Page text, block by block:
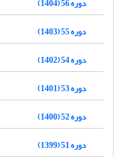
دوره 55 (1403)
دوره 54 (1402)
دوره 53 (1401)
دوره 52 (1400)
دوره 51 (1399)